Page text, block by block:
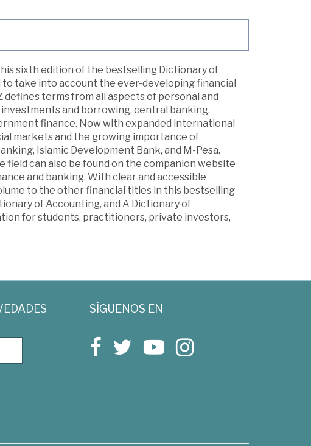
sixth edition of the bestselling Dictionary of
to take into account the ever-developing financial
terms from all aspects of personal and
and borrowing, central banking,
finance. Now with expanded international
markets and the growing importance of
Islamic Development Bank, and M-Pesa.
can also be found on the companion website
and banking. With clear and accessible
to the other financial titles in this bestselling
of Accounting, and A Dictionary of
for students, practitioners, private investors,
SÍGUENOS EN